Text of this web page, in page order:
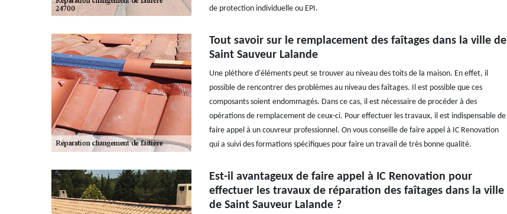
de protection individuelle ou EPI.
Tout savoir sur le remplacement des faîtages dans la ville de
Saint Sauveur Lalande
Une pléthore d'éléments peut se trouver au niveau des toits de la maison. En effet, il
possible de rencontrer des problèmes au niveau des faîtages. Il est possible que ces
composants soient endommagés. Dans ce cas, il est nécessaire de procéder à des
opérations de remplacement de ceux-ci. Pour effectuer les travaux, il est indispensable de
faire appel à un couvreur professionnel. On vous conseille de faire appel à IC Renovation
qui a suivi des formations spécifiques pour faire un travail de très bonne qualité.
Est-il avantageux de faire appel à IC Renovation pour
effectuer les travaux de réparation des faîtages dans la ville
de Saint Sauveur Lalande ?